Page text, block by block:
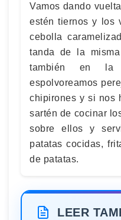
Vamos dando
estén tiernos y los
cebolla
tanda de la
también en la
espolvoreamos
chipirones y si nos
sartén de cocinar
sobre ellos y
patatas cocidas,
de patatas.
LEER